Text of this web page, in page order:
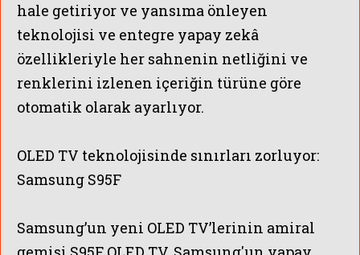
hale getiriyor ve yansıma önleyen
teknolojisi ve entegre yapay zekâ
özellikleriyle her sahnenin netliğini ve
renklerini izlenen içeriğin türüne göre
otomatik olarak ayarlıyor.
OLED TV teknolojisinde sınırları zorluyor:
Samsung S95F
Samsung’un yeni OLED TV’lerinin amiral